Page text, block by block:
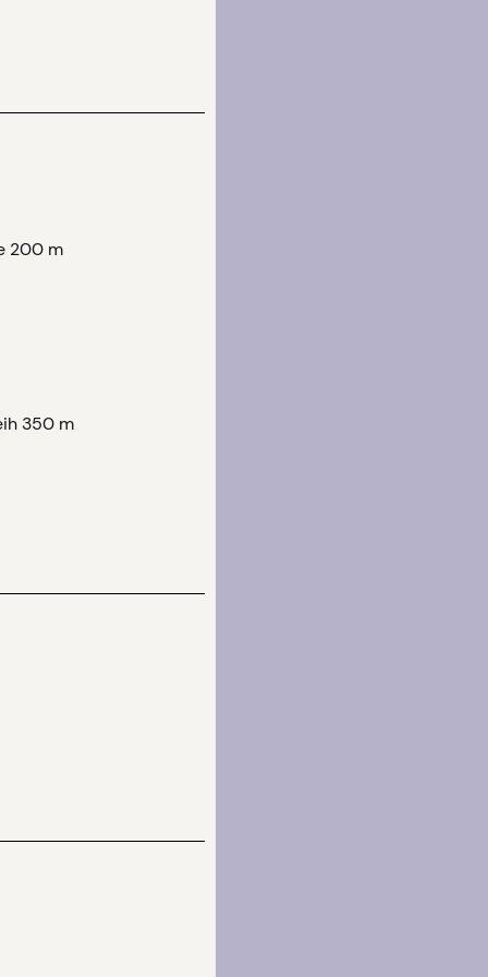
200 m
350 m